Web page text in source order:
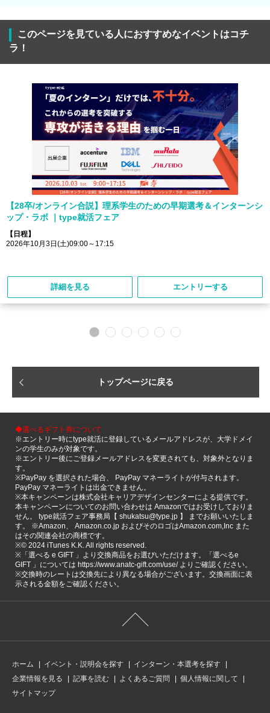
このページを見ている人におすすめなイベントはコチ
ラ！
【28卒/オンライン合説】理系学生のための早期選考＆インターンシ
ップ・ラボ ｜type就活フェア
【日程】
2026年10月3日(土)09:00～17:15
詳細を見る エントリーする
トップページに戻る
◆選べるギフト券について
※エントリー時にtype就活に登録しているメールアドレスが、大学ドメイ
ンの学生のみが対象です。
※エントリー後にご登録メールアドレスを変更されても、対象外となりま
す。
※PayPay を選択された場合、 PayPay マネーライトが付与されます。
PayPay マネーライトは出金できません。
※本キャンペーンは株式会社キャリアデザインセンターによる提供です。
本キャンペーンについてのお問い合わせは Amazonではお受けしておりま
せん。 type就活フェア事務局【 shukatsu@type.jp 】 までお願いいたしま
す。 ※Amazon、 Amazon.co.jp およびそのロゴはAmazon.com,Inc また
はその関連会社の商標です。
※©️ 2024 iTunes K.K. All rights reserved.
※「選べる e GIFT 」より交換商品をお選びいただけます。「選べるe
GIFT 」については https://www.anatc-gift.com/use/ よりご確認ください。
※交換時のレートは交換先により異なる場合がございます。交換画面に表
示される金額をご確認ください。
ホーム イベント・説明会を探す
インターン・本選考を探す
企業情報を見る
記事を読む よくあるご質問
個人情報に関して
サイトマップ